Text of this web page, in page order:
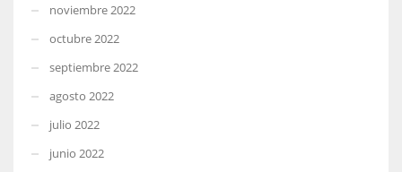
noviembre 2022
octubre 2022
septiembre 2022
agosto 2022
julio 2022
junio 2022